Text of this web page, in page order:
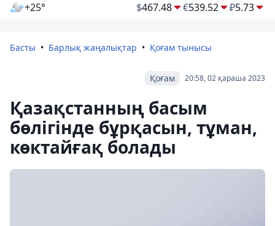
+25° $467.48 €539.52 ₽5.73
Басты Барлық жаңалықтар Қоғам тынысы
20:58, 02 қараша 2023
Қоғам
Қазақстанның басым
бөлігінде бұрқасын, тұман,
көктайғақ болады